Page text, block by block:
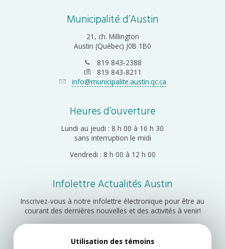
Municipalité d’Austin
21, ch. Millington
Austin (Québec) J0B 1B0
819 843-2388
819 843-8211
info@municipalite.austin.qc.ca
Heures d’ouverture
Lundi au jeudi : 8 h 00 à 16 h 30
sans interruption le midi
Vendredi : 8 h 00 à 12 h 00
Infolettre Actualités Austin
Inscrivez-vous à notre infolettre électronique pour être au
courant des dernières nouvelles et des activités à venir!
Inscription
Utilisation des témoins